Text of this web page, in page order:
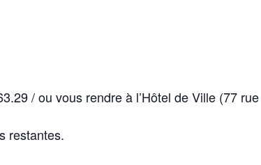
/ ou vous rendre à l’Hôtel de Ville (77
restantes.